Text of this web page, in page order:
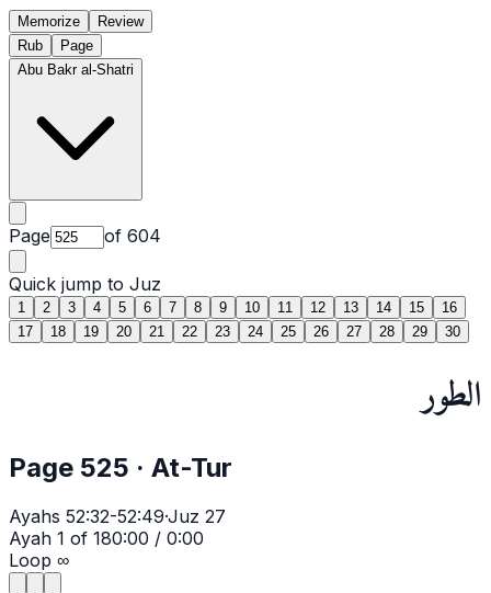
Memorize
Review
Rub
Page
Abu Bakr al-Shatri
Page of 604
Quick jump to Juz
1 2 3 4 5 6 7 8 9 10 11 12 13 14 15
16
17
18 19 20 21 22 23 24 25 26 27 28 29 30
الطور
Page 525 · At-Tur
Ayahs 52:32-52:49·Juz 27
Ayah 1 of 180:00 / 0:00
Loop ∞